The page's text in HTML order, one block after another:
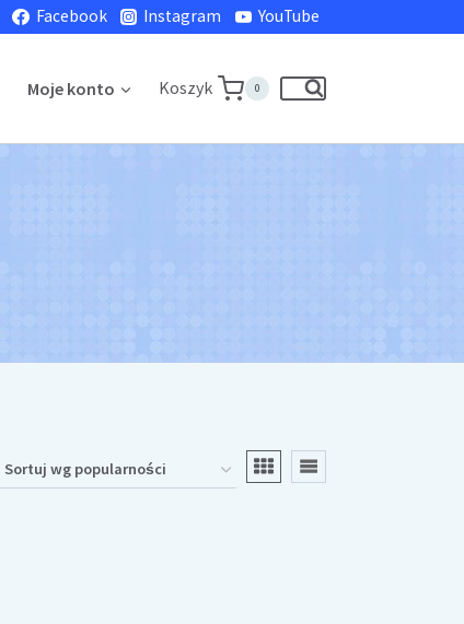
Facebook Instagram YouTube
Moje konto Koszyk 0